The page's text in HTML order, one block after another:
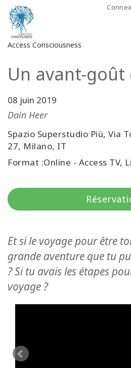
Access Consciousness
Connectez-
sur
votre
compte
À
Classes
Facilitateurs
Shop
Actualités
Un avant-goût
08 juin 2019
Dain Heer
Spazio Superstudio Più, Via
27, Milano, IT
Format :Online - Access TV,
Et si le voyage pour être
grande aventure que tu
? Si tu avais les étapes
voyage ?